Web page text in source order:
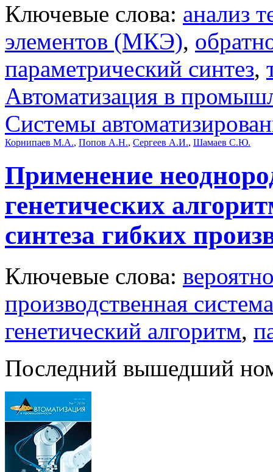
Ключевые слова: анализ
элементов (МКЭ),
параметрический синтез,
Автоматизация в
Системы
Корнипаев М.А., Попов А.Н., Сергеев А.И., Шамаев С.Ю.
Применение
генетических
синтеза гибких
Ключевые слова:
производственная система
генетический алгоритм,
Последний вышедший